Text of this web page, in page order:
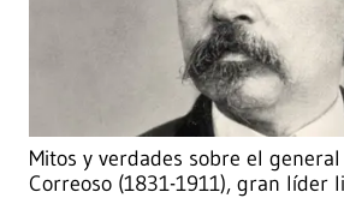
Mitos y verdades sobre el
Correoso (1831-1911), gran líder